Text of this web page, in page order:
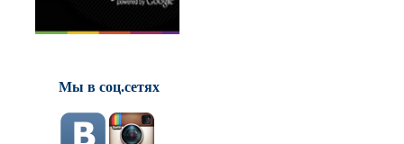
Мы в соц.сетях